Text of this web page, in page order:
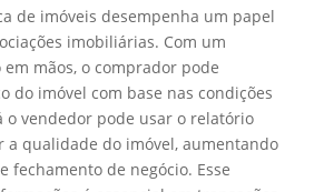
de imóveis desempenha um papel
imobiliárias. Com um
mãos, o comprador pode
do imóvel com base nas condições
o vendedor pode usar o relatório
a qualidade do imóvel, aumentando
fechamento de negócio. Esse